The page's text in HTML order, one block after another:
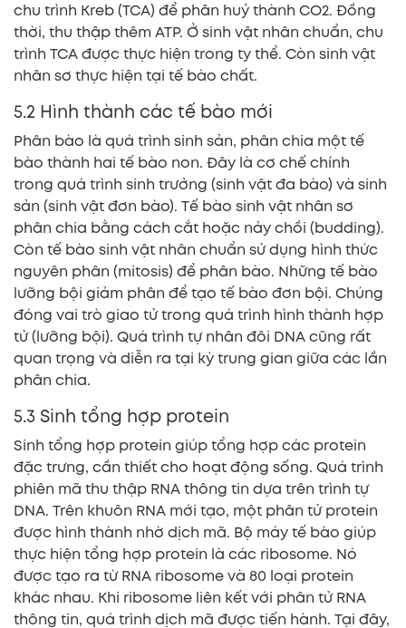
chu trình Kreb (TCA) để phân huỷ thành CO2. Đồng
thời, thu thập thêm ATP. Ở sinh vật nhân chuẩn, chu
trình TCA được thực hiện trong ty thể. Còn sinh vật
nhân sơ thực hiện tại tế bào chất.
5.2 Hình thành các tế bào mới
Phân bào là quá trình sinh sản, phân chia một tế
bào thành hai tế bào non. Đây là cơ chế chính
trong quá trình sinh trưởng (sinh vật đa bào) và sinh
sản (sinh vật đơn bào). Tế bào sinh vật nhân sơ
phân chia bằng cách cắt hoặc nảy chồi (budding).
Còn tế bào sinh vật nhân chuẩn sử dụng hình thức
nguyên phân (mitosis) để phân bào. Những tế bào
lưỡng bội giảm phân để tạo tế bào đơn bội. Chúng
đóng vai trò giao tử trong quá trình hình thành hợp
tử (lưỡng bội). Quá trình tự nhân đôi DNA cũng rất
quan trọng và diễn ra tại kỳ trung gian giữa các lần
phân chia.
5.3 Sinh tổng hợp protein
Sinh tổng hợp protein giúp tổng hợp các protein
đặc trưng, cần thiết cho hoạt động sống. Quá trình
phiên mã thu thập RNA thông tin dựa trên trình tự
DNA. Trên khuôn RNA mới tạo, một phân tử protein
được hình thành nhờ dịch mã. Bộ máy tế bào giúp
thực hiện tổng hợp protein là các ribosome. Nó
được tạo ra từ RNA ribosome và 80 loại protein
khác nhau. Khi ribosome liên kết với phân tử RNA
thông tin, quá trình dịch mã được tiến hành. Tại đây,